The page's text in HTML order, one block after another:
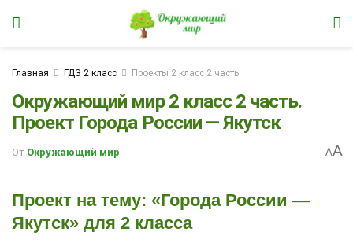
Главная ГДЗ 2 класс Проекты 2 класс 2 часть
Окружающий мир 2 класс 2 часть.
Проект Города России — Якутск
От Окружающий мир AA
Проект на тему: «Города России —
Якутск» для 2 класса